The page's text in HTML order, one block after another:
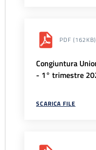
PDF (162KB)
Congiuntura
- 1° trimestre
SCARICA FILE